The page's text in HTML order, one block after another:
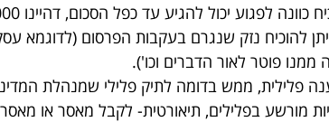
לפגוע יכול להגיע עד כפל הסכום, דהיינו 140,000 ש"ח.
להוכיח נזק שנגרם בעקבות הפרסום (לדוגמא
פוטר לאור הדברים וכו').
פלילית, ממש בדומה לתיק פלילי שמנהלת
מורשע בפלילים, תיאורטית- לקבל מאסר או